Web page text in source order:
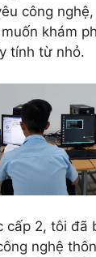
công
khám
tính từ nhỏ.
cấp 2, tôi đã
nghệ